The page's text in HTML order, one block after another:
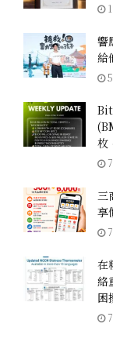
響
給
5
枚
7
三
享
7
在
絡
困
7